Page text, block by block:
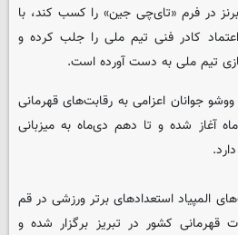
در فرم «تای‌چی جین» را کسب کند، با
کادر فنی تیم ملی را جلب کرده و
تیم ملی به دست آورده است.
جوانان اعزامی به رقابت‌های قهرمانی
دی‌ماه آغاز شده و تا دهم دی‌ماه به میزبانی
المپیاد استعدادهای برتر ورزشی در قم
کشور در تبریز برگزار شده و